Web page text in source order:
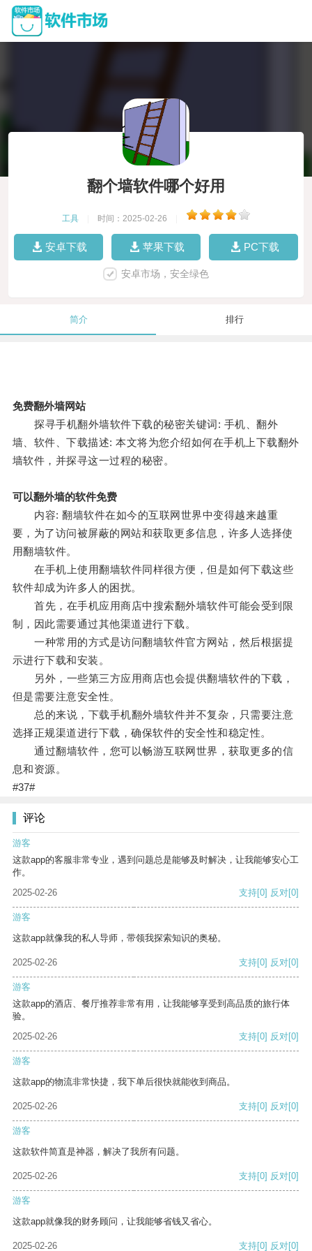
翻个墙软件哪个好用
工具 时间：2025-02-26
安卓下载 苹果下载 PC下载
安卓市场，安全绿色
简介 排行
免费翻外墙网站
探寻手机翻外墙软件下载的秘密关键词: 手机、翻外
墙、软件、下载描述: 本文将为您介绍如何在手机上下载翻外
墙软件，并探寻这一过程的秘密。
可以翻外墙的软件免费
内容: 翻墙软件在如今的互联网世界中变得越来越重
要，为了访问被屏蔽的网站和获取更多信息，许多人选择使
用翻墙软件。
在手机上使用翻墙软件同样很方便，但是如何下载这些
软件却成为许多人的困扰。
首先，在手机应用商店中搜索翻外墙软件可能会受到限
制，因此需要通过其他渠道进行下载。
一种常用的方式是访问翻墙软件官方网站，然后根据提
示进行下载和安装。
另外，一些第三方应用商店也会提供翻墙软件的下载，
但是需要注意安全性。
总的来说，下载手机翻外墙软件并不复杂，只需要注意
选择正规渠道进行下载，确保软件的安全性和稳定性。
通过翻墙软件，您可以畅游互联网世界，获取更多的信
息和资源。
#37#
评论
游客
这款app的客服非常专业，遇到问题总是能够及时解决，让我能够安心工
作。
2025-02-26
支持[0] 反对[0]
游客
这款app就像我的私人导师，带领我探索知识的奥秘。
2025-02-26 支持[0] 反对[0]
游客
这款app的酒店、餐厅推荐非常有用，让我能够享受到高品质的旅行体
验。
2025-02-26
支持[0] 反对[0]
游客
这款app的物流非常快捷，我下单后很快就能收到商品。
2025-02-26 支持[0] 反对[0]
游客
这款软件简直是神器，解决了我所有问题。
2025-02-26 支持[0] 反对[0]
游客
这款app就像我的财务顾问，让我能够省钱又省心。
2025-02-26 支持[0] 反对[0]